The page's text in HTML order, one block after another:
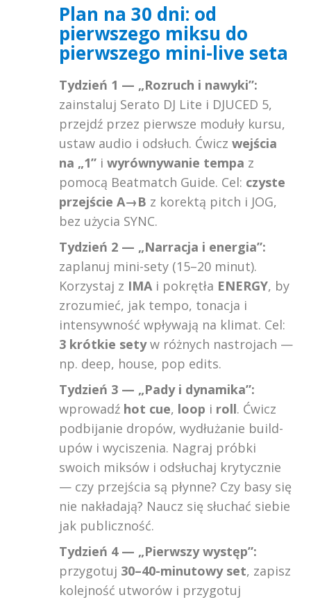
Plan na 30 dni: od
pierwszego miksu do
pierwszego mini-live seta
Tydzień 1 — „Rozruch i nawyki”:
zainstaluj Serato DJ Lite i DJUCED 5,
przejdź przez pierwsze moduły kursu,
ustaw audio i odsłuch. Ćwicz wejścia
na „1” i wyrównywanie tempa z
pomocą Beatmatch Guide. Cel: czyste
przejście A→B z korektą pitch i JOG,
bez użycia SYNC.
Tydzień 2 — „Narracja i energia”:
zaplanuj mini-sety (15–20 minut).
Korzystaj z IMA i pokrętła ENERGY, by
zrozumieć, jak tempo, tonacja i
intensywność wpływają na klimat. Cel:
3 krótkie setyw różnych nastrojach —
np. deep, house, pop edits.
Tydzień 3 — „Pady i dynamika”:
wprowadź hot cue, loop i roll. Ćwicz
podbijanie dropów, wydłużanie build-
upów i wyciszenia. Nagraj próbki
swoich miksów i odsłuchaj krytycznie
— czy przejścia są płynne? Czy basy się
nie nakładają? Naucz się słuchać siebie
jak publiczność.
Tydzień 4 — „Pierwszy występ”:
przygotuj 30–40-minutowy set, zapisz
kolejność utworów i przygotuj